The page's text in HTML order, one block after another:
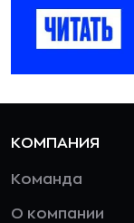
КОМПАНИЯ
Команда
О компании